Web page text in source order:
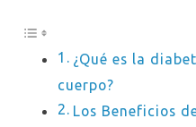
¿Qué es la
cuerpo?
Los Beneficios